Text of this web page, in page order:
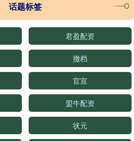
话题标签
君盈配资
撤档
官宣
盟牛配资
状元